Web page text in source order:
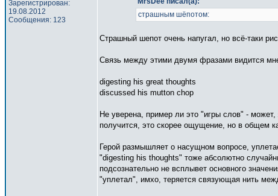
Зарегистрирован:
19.08.2012
Сообщения: 123
страшным шёпотом:
Страшный шепот очень напугал, но всё-таки
Связь между этими двумя фразами видится
digesting his great thoughts
discussed his mutton chop
Не уверена, пример ли это "игры слов" -
получится, это скорее ощущение, но в общем
Герой размышляет о насущном вопросе,
"digesting his thoughts" тоже абсолютно
подсознательно не всплывет основного
"уплетал", имхо, теряется связующая нить